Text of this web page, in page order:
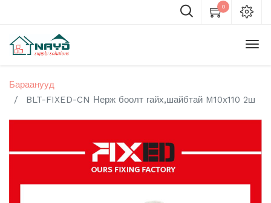
0
Бараанууд
BLT-FIXED-CN Нерж боолт гайх,шайбтай M10x110 2ш